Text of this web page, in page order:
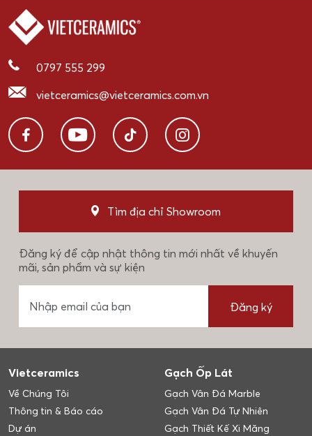
0797 555 299
vietceramics@vietceramics.com.vn
Tìm địa chỉ Showroom
Đăng ký để cập nhật thông tin mới nhất về khuyến
mãi, sản phẩm và sự kiện
Đăng ký
Vietceramics
Về Chúng Tôi
Thông tin & Báo cáo
Dự án
Gạch Ốp Lát
Gạch Vân Đá Marble
Gạch Vân Đá Tự Nhiên
Gạch Thiết Kế Xi Măng